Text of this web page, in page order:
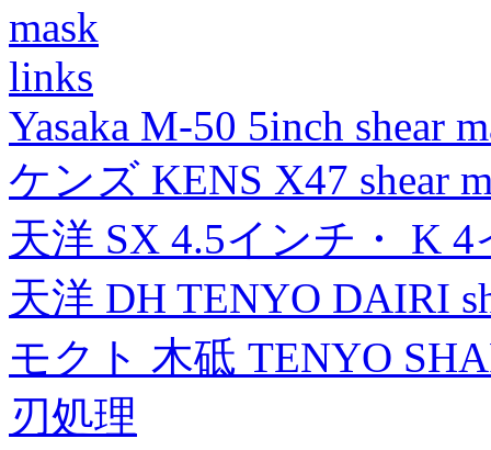
mask
links
Yasaka M-50 5inch shear
ケンズ KENS X47 shear
天洋 SX 4.5インチ・ K
天洋 DH TENYO DAIRI
モクト 木砥 TENYO
刃処理